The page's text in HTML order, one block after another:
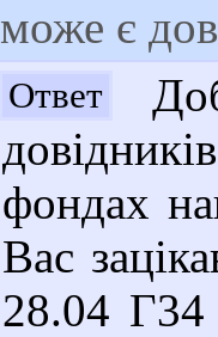
може є
Ответ
фондах
Вас
28.04 Г34